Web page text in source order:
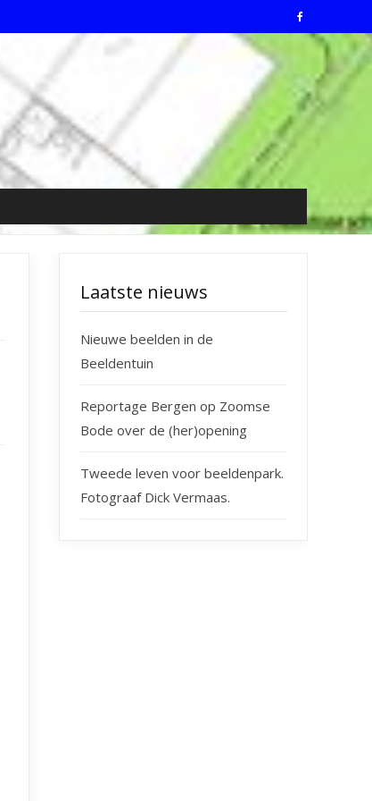
Laatste nieuws
Nieuwe beelden in de
Beeldentuin
Reportage Bergen op Zoomse
Bode over de (her)opening
Tweede leven voor beeldenpark.
Fotograaf Dick Vermaas.